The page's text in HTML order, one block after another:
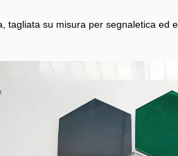
tagliata su misura per segnaletica ed